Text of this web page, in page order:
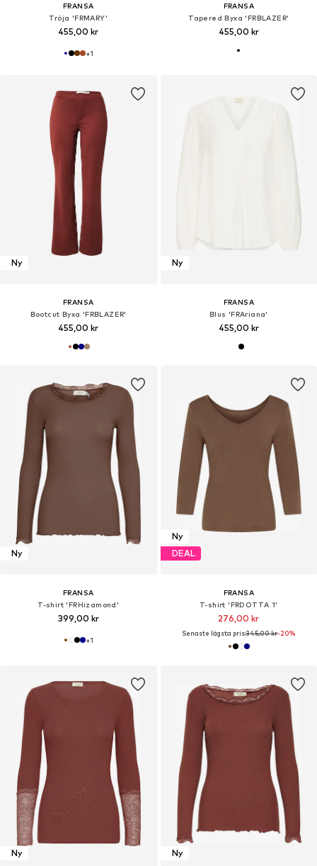
FRANSA
Tröja 'FRMARY'
455,00 kr
+1
FRANSA
Tapered Byxa 'FRBLAZER'
455,00 kr
Ny
FRANSA
Bootcut Byxa 'FRBLAZER'
455,00 kr
Ny
FRANSA
Blus 'FRAriana'
455,00 kr
Ny
FRANSA
T-shirt 'FRHizamond'
399,00 kr
+1
Ny
DEAL
FRANSA
T-shirt 'FRDOTTA 1'
276,00 kr
Senaste lägsta pris:345,00 kr-20%
Ny Ny